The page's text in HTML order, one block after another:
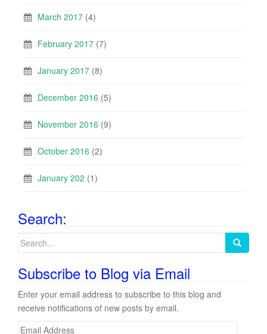
March 2017 (4)
February 2017 (7)
January 2017 (8)
December 2016 (5)
November 2016 (9)
October 2016 (2)
January 202 (1)
Search:
Search
Subscribe to Blog via Email
Enter your email address to subscribe to this blog and
receive notifications of new posts by email.
E